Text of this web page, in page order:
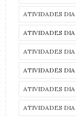
ATIVIDADES DIA
ATIVIDADES DIA
ATIVIDADES DIA
ATIVIDADES
ATIVIDADES
ATIVIDADES DIA